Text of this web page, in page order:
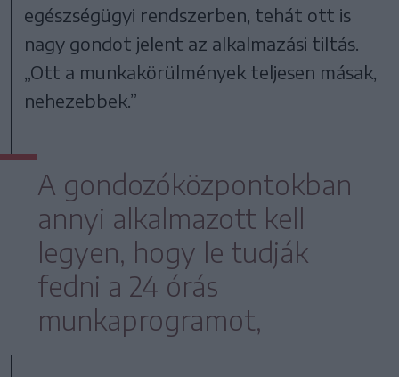
egészségügyi rendszerben, tehát ott is
nagy gondot jelent az alkalmazási tiltás.
„Ott a munkakörülmények teljesen másak,
nehezebbek.”
A gondozóközpontokban
annyi alkalmazott kell
legyen, hogy le tudják
fedni a 24 órás
munkaprogramot,